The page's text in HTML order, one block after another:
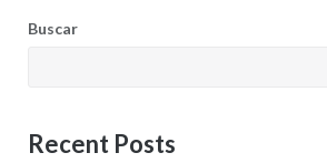
Buscar
Recent Posts